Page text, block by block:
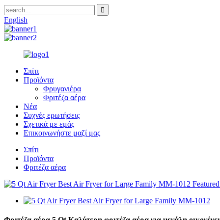
English
Σπίτι
Προϊόντα
Φρυγανιέρα
Φριτέζα αέρα
Νέα
Συχνές ερωτήσεις
Σχετικά με εμάς
Επικοινωνήστε μαζί μας
Σπίτι
Προϊόντα
Φριτέζα αέρα